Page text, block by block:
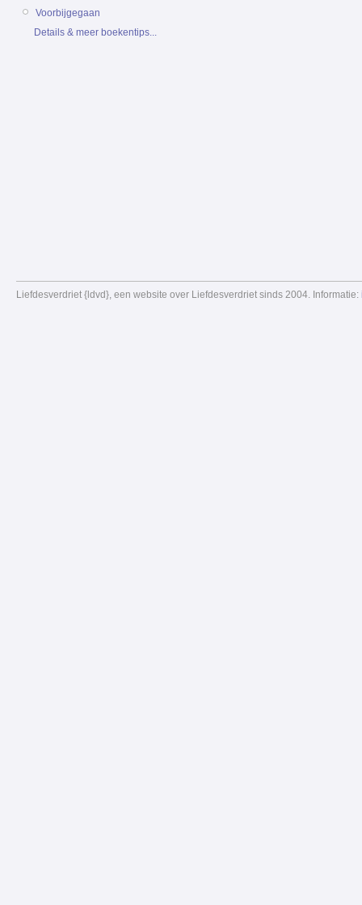
Voorbijgegaan
Details & meer boekentips...
Liefdesverdriet {ldvd}, een website over Liefdesverdriet sinds 2004. Informatie: